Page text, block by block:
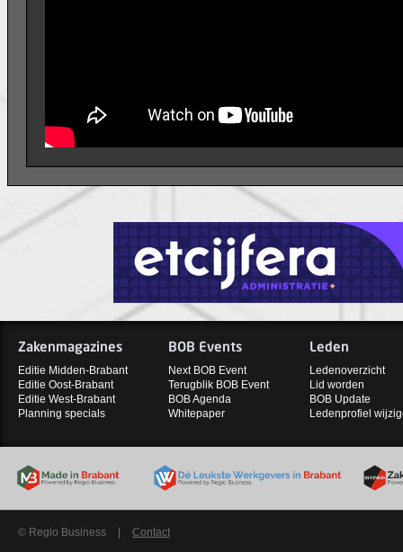
Zakenmagazines
Editie Midden-Brabant
Editie Oost-Brabant
Editie West-Brabant
Planning specials
BOB Events
Next BOB Event
Terugblik BOB Event
BOB Agenda
Whitepaper
Leden
Ledenoverzicht
Lid worden
BOB Update
Ledenprofiel
© Regio Business Contact